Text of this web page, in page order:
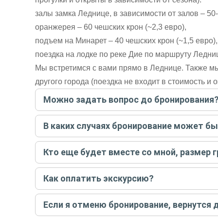
залы замка Леднице, в зависимости от залов –
оранжерея – 60 чешских крон (~2,3 евро),
подъем на Минарет – 40 чешских крон (~1,5 евро),
поездка на лодке по реке Дие по маршруту
Мы встретимся с вами прямо в Леднице. Также
другого города (поездка не входит в стоимость и
Можно задать вопрос до бронирования?
Достаточно перейти по ссылке «Задать вопрос» и
бронируйте экскурсию.Задать вопрос.
В каких случаях бронирование может
Только в случае неблагоприятных погодных
вас об отмене, а мы вернем предоплату на карту. Во
Кто еще будет вместе со мной, размер
Если экскурсия индивидуальная, гид проведет
условий конкретной экскурсии.
Как оплатить экскурсию?
Создайте заказ на удобную дату и время, и
контакты организатора и точное место встречи.
Если я отменю бронирование, вернутся